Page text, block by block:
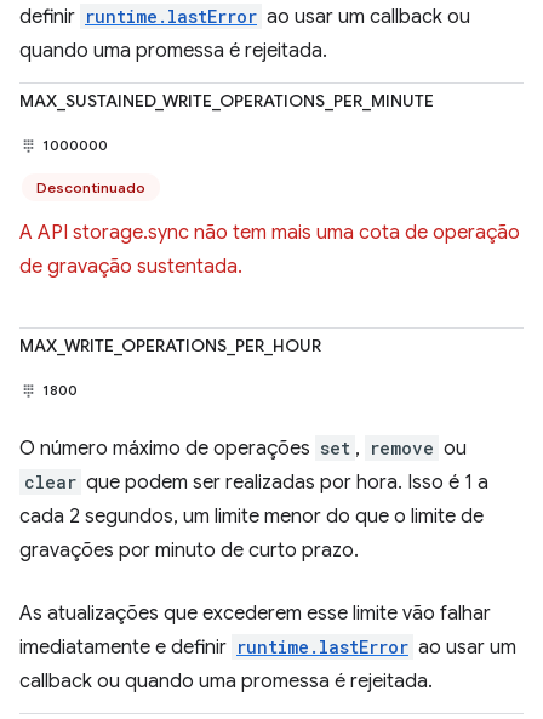
definir runtime.lastError ao usar um callback ou
quando uma promessa é rejeitada.
MAX_SUSTAINED_WRITE_OPERATIONS_PER_MINUTE
1000000
Descontinuado
A API storage.sync não tem mais uma cota de operação
de gravação sustentada.
MAX_WRITE_OPERATIONS_PER_HOUR
1800
O número máximo de operações set , remove ou
clear que podem ser realizadas por hora. Isso é 1 a
cada 2 segundos, um limite menor do que o limite de
gravações por minuto de curto prazo.
As atualizações que excederem esse limite vão falhar
imediatamente e definir runtime.lastError ao usar um
callback ou quando uma promessa é rejeitada.